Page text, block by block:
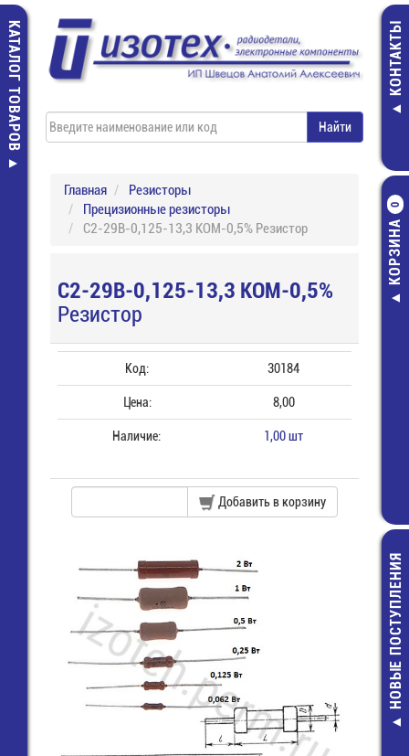
КАТАЛОГ ТОВАРОВ КОНТАКТЫ
КОРЗИНА
0
Разъем 2х20 (м)
пайки на плату НОВЫЕ ПОСТУПЛЕНИЯ
Главная
Резисторы
Прецизионные резисторы
С2-29В-0,125-13,3 КОМ-0,5% Резистор
С2-29В-0,125-13,3 КОМ-0,5%
Резистор
Код: 30184
Цена: 8,00
Наличие: 1,00 шт
Добавить в корзину